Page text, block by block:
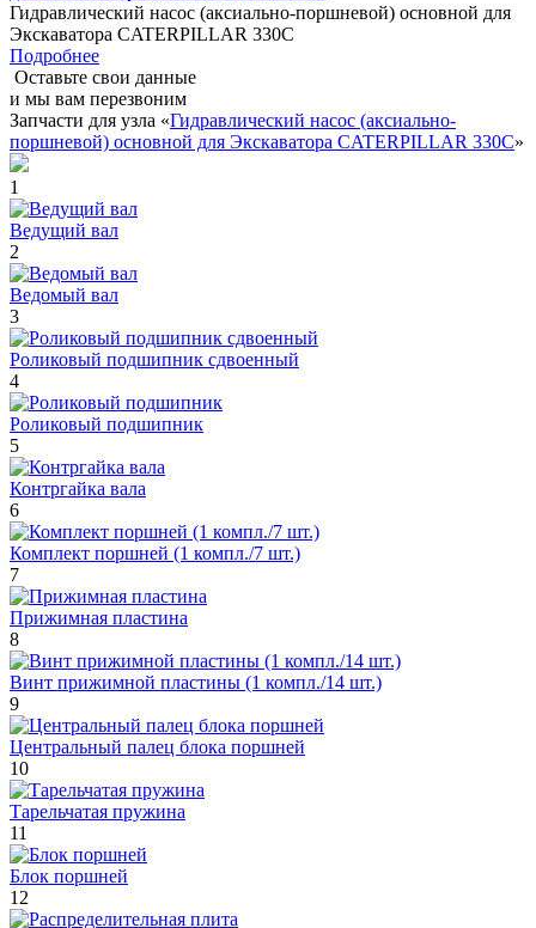
Гидравлический насос (аксиально-поршневой) основной для
Экскаватора CATERPILLAR 330C
Подробнее
Оставьте свои данные
и мы вам перезвоним
Запчасти для узла «Гидравлический насос (аксиально-
поршневой) основной для Экскаватора CATERPILLAR 330C»
1
Ведущий вал
2
Ведомый вал
3
Роликовый подшипник сдвоенный
4
Роликовый подшипник
5
Контргайка вала
6
Комплект поршней (1 компл./7 шт.)
7
Прижимная пластина
8
Винт прижимной пластины (1 компл./14 шт.)
9
Центральный палец блока поршней
10
Тарельчатая пружина
11
Блок поршней
12